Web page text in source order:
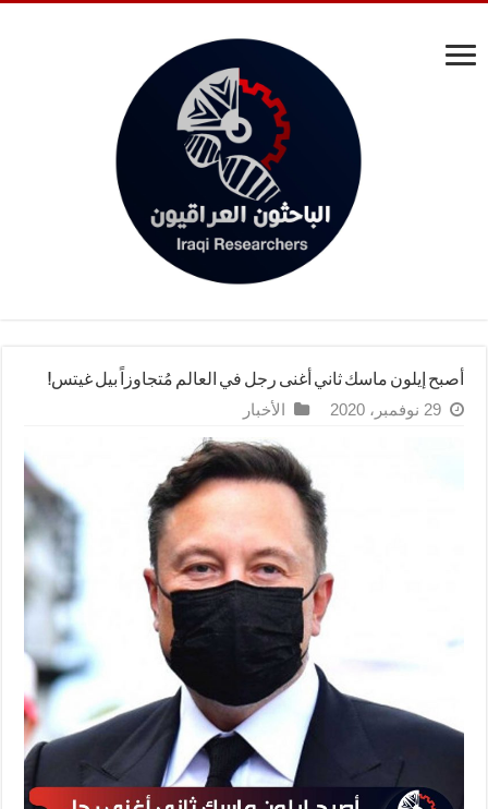
أصبح إيلون ماسك ثاني أغنى رجل في العالم مُتجاوزاً بيل غيتس!
29 نوفمبر، 2020 الأخبار